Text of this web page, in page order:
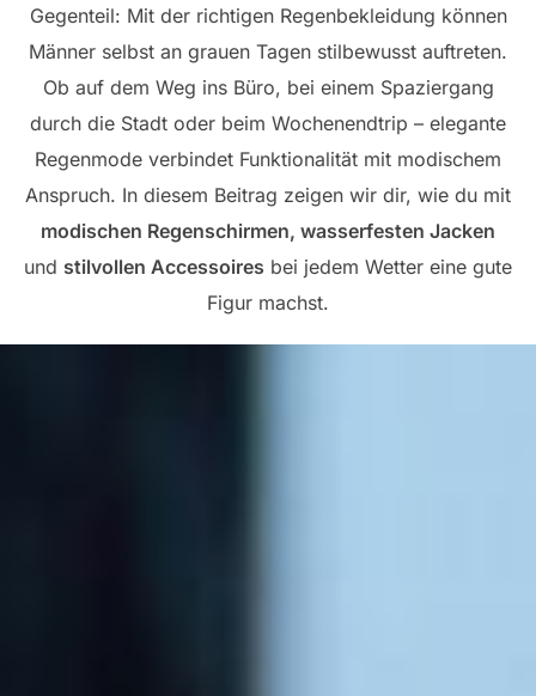
Gegenteil: Mit der richtigen Regenbekleidung können
Männer selbst an grauen Tagen stilbewusst auftreten.
Ob auf dem Weg ins Büro, bei einem Spaziergang
durch die Stadt oder beim Wochenendtrip – elegante
Regenmode verbindet Funktionalität mit modischem
Anspruch. In diesem Beitrag zeigen wir dir, wie du mit
modischen Regenschirmen, wasserfesten Jacken
und stilvollen Accessoires bei jedem Wetter eine gute
Figur machst.